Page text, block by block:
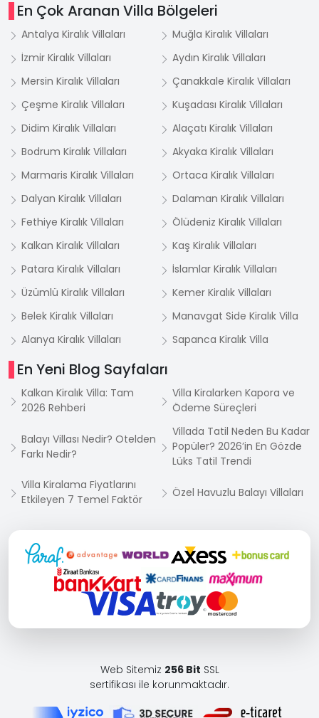
En Çok Aranan Villa Bölgeleri
Antalya Kiralık Villaları
Muğla Kiralık Villaları
İzmir Kiralık Villaları
Aydın Kiralık Villaları
Mersin Kiralık Villaları
Çanakkale Kiralık Villaları
Çeşme Kiralık Villaları
Kuşadası Kiralık Villaları
Didim Kiralık Villaları
Alaçatı Kiralık Villaları
Bodrum Kiralık Villaları
Akyaka Kiralık Villaları
Marmaris Kiralık Villaları
Ortaca Kiralık Villaları
Dalyan Kiralık Villaları
Dalaman Kiralık Villaları
Fethiye Kiralık Villaları
Ölüdeniz Kiralık Villaları
Kalkan Kiralık Villaları
Kaş Kiralık Villaları
Patara Kiralık Villaları
İslamlar Kiralık Villaları
Üzümlü Kiralık Villaları
Kemer Kiralık Villaları
Belek Kiralık Villaları
Manavgat Side Kiralık Villa
Alanya Kiralık Villaları
Sapanca Kiralık Villa
En Yeni Blog Sayfaları
Kalkan Kiralık Villa: Tam
2026 Rehberi
Villa Kiralarken Kapora ve
Ödeme Süreçleri
Balayı Villası Nedir? Otelden
Farkı Nedir?
Villada Tatil Neden Bu Kadar
Popüler? 2026’in En Gözde
Lüks Tatil Trendi
Villa Kiralama Fiyatlarını
Etkileyen 7 Temel Faktör
Özel Havuzlu Balayı Villaları
Web Sitemiz 256 Bit SSL
sertifikası ile korunmaktadır.